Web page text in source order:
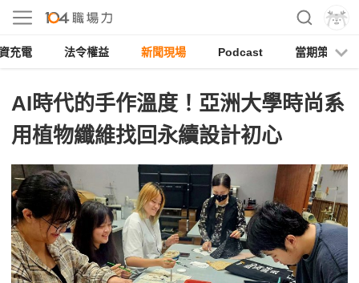
充電 法令權益 新聞現場 Podcast 當期策展
AI時代的手作溫度！亞洲大學時尚系
用植物纖維找回永續設計初心